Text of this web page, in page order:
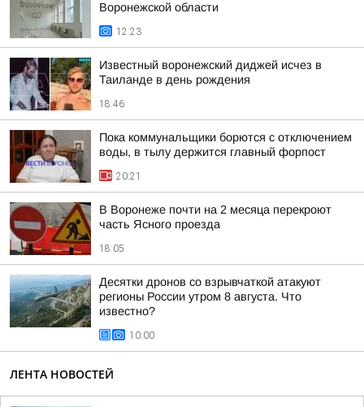
Воронежской области
12:23
Известный воронежский диджей исчез в
Таиланде в день рождения
18:46
Пока коммунальщики борются с отключением
воды, в тылу держится главный форпост
20:21
В Воронеже почти на 2 месяца перекроют
часть Ясного проезда
18:05
Десятки дронов со взрывчаткой атакуют
регионы России утром 8 августа. Что
известно?
10:00
ЛЕНТА НОВОСТЕЙ